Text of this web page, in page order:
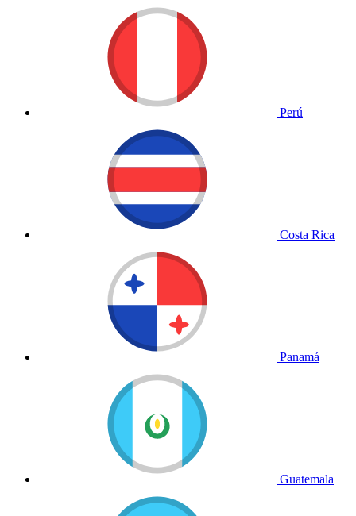
Perú
Costa Rica
Panamá
Guatemala